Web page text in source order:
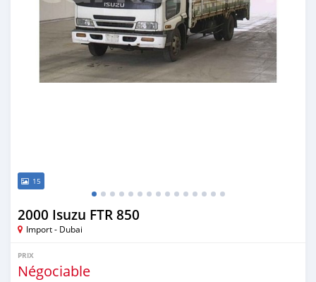
15
2000 Isuzu FTR 850
Import - Dubai
PRIX
Négociable